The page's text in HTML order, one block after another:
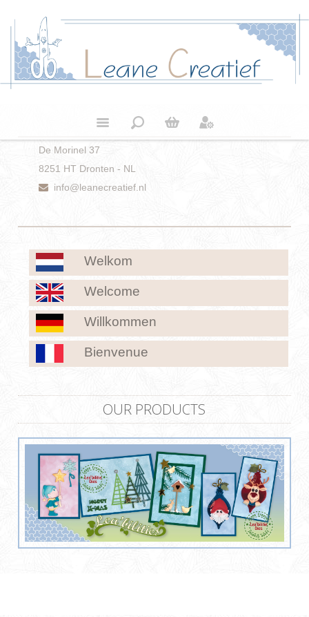
De Morinel 37
8251 HT Dronten - NL
info@leanecreatief.nl
OUR PRODUCTS